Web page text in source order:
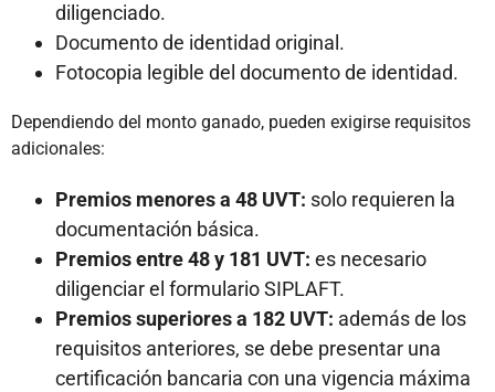
diligenciado.
Documento de identidad original.
Fotocopia legible del documento de identidad.
Dependiendo del monto ganado, pueden exigirse requisitos
adicionales:
Premios menores a 48 UVT: solo requieren la
documentación básica.
Premios entre 48 y 181 UVT: es necesario
diligenciar el formulario SIPLAFT.
Premios superiores a 182 UVT: además de los
requisitos anteriores, se debe presentar una
certificación bancaria con una vigencia máxima